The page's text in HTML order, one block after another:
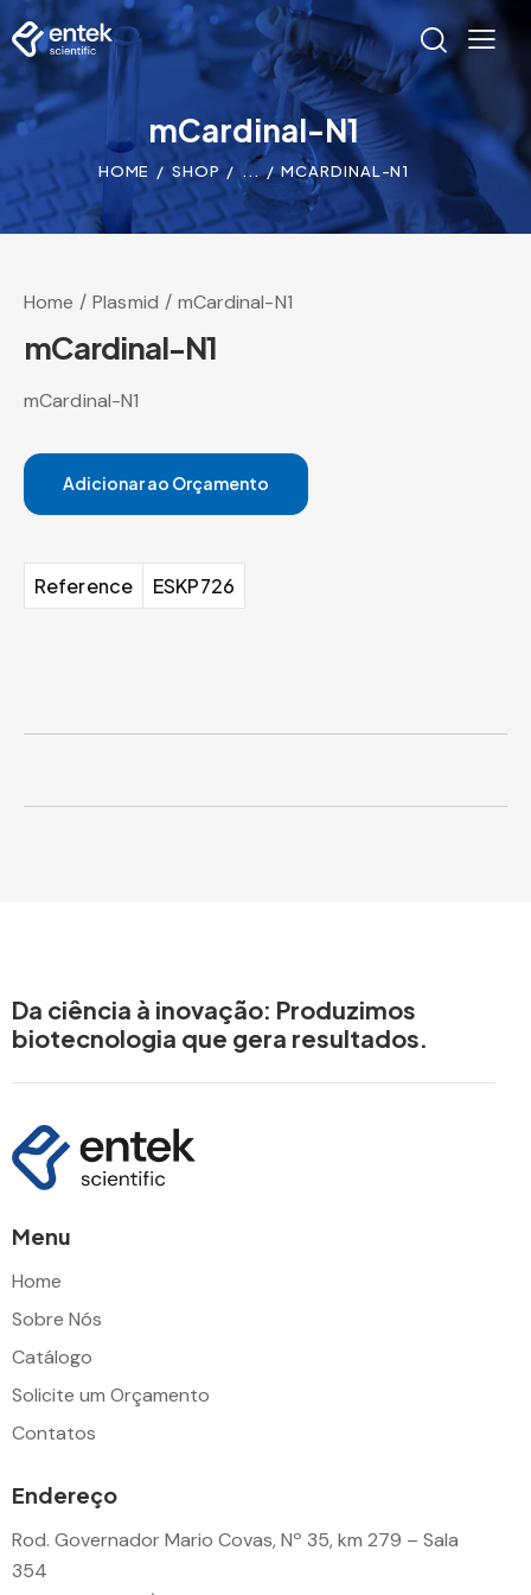
mCardinal-N1
HOME SHOP ... MCARDINAL-N1
Home Plasmid mCardinal-N1
mCardinal-N1
mCardinal-N1
Adicionar ao Orçamento
Reference ESKP726
Da ciência à inovação: Produzimos
biotecnologia que gera resultados.
Menu
Home
Sobre Nós
Catálogo
Solicite um Orçamento
Contatos
Endereço
Rod. Governador Mario Covas, Nº 35, km 279 – Sala
354